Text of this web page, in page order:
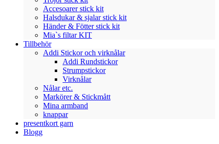
Accesoarer stick kit
Halsdukar & sjalar stick kit
Händer & Fötter stick kit
Mia`s filtar KIT
Tillbehör
Addi Stickor och virknålar
Addi Rundstickor
Strumpstickor
Virknålar
Nålar etc.
Markörer & Stickmått
Mina armband
knappar
presentkort garn
Blogg